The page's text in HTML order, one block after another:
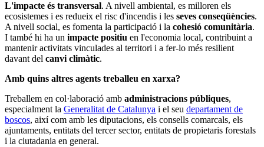
L'impacte és transversal. A nivell ambiental, es milloren els
ecosistemes i es redueix el risc d'incendis i les seves conseqüències.
A nivell social, es fomenta la participació i la cohesió comunitària.
I també hi ha un impacte positiu en l'economia local, contribuint a
mantenir activitats vinculades al territori i a fer-lo més resilient
davant del canvi climàtic.
Amb quins altres agents treballeu en xarxa?
Treballem en col·laboració amb administracions públiques,
especialment la Generalitat de Catalunya i el seu departament de
boscos, així com amb les diputacions, els consells comarcals, els
ajuntaments, entitats del tercer sector, entitats de propietaris forestals
i la ciutadania en general.